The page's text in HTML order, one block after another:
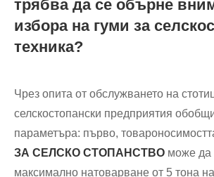
трябва да се обърне
избора на гуми за
техника?
Чрез опита от обслужването на
селскостопански предприятия
параметъра: първо,
ЗА СЕЛСКО СТОПАНСТВО може да
максимално натоварване от 5 тона